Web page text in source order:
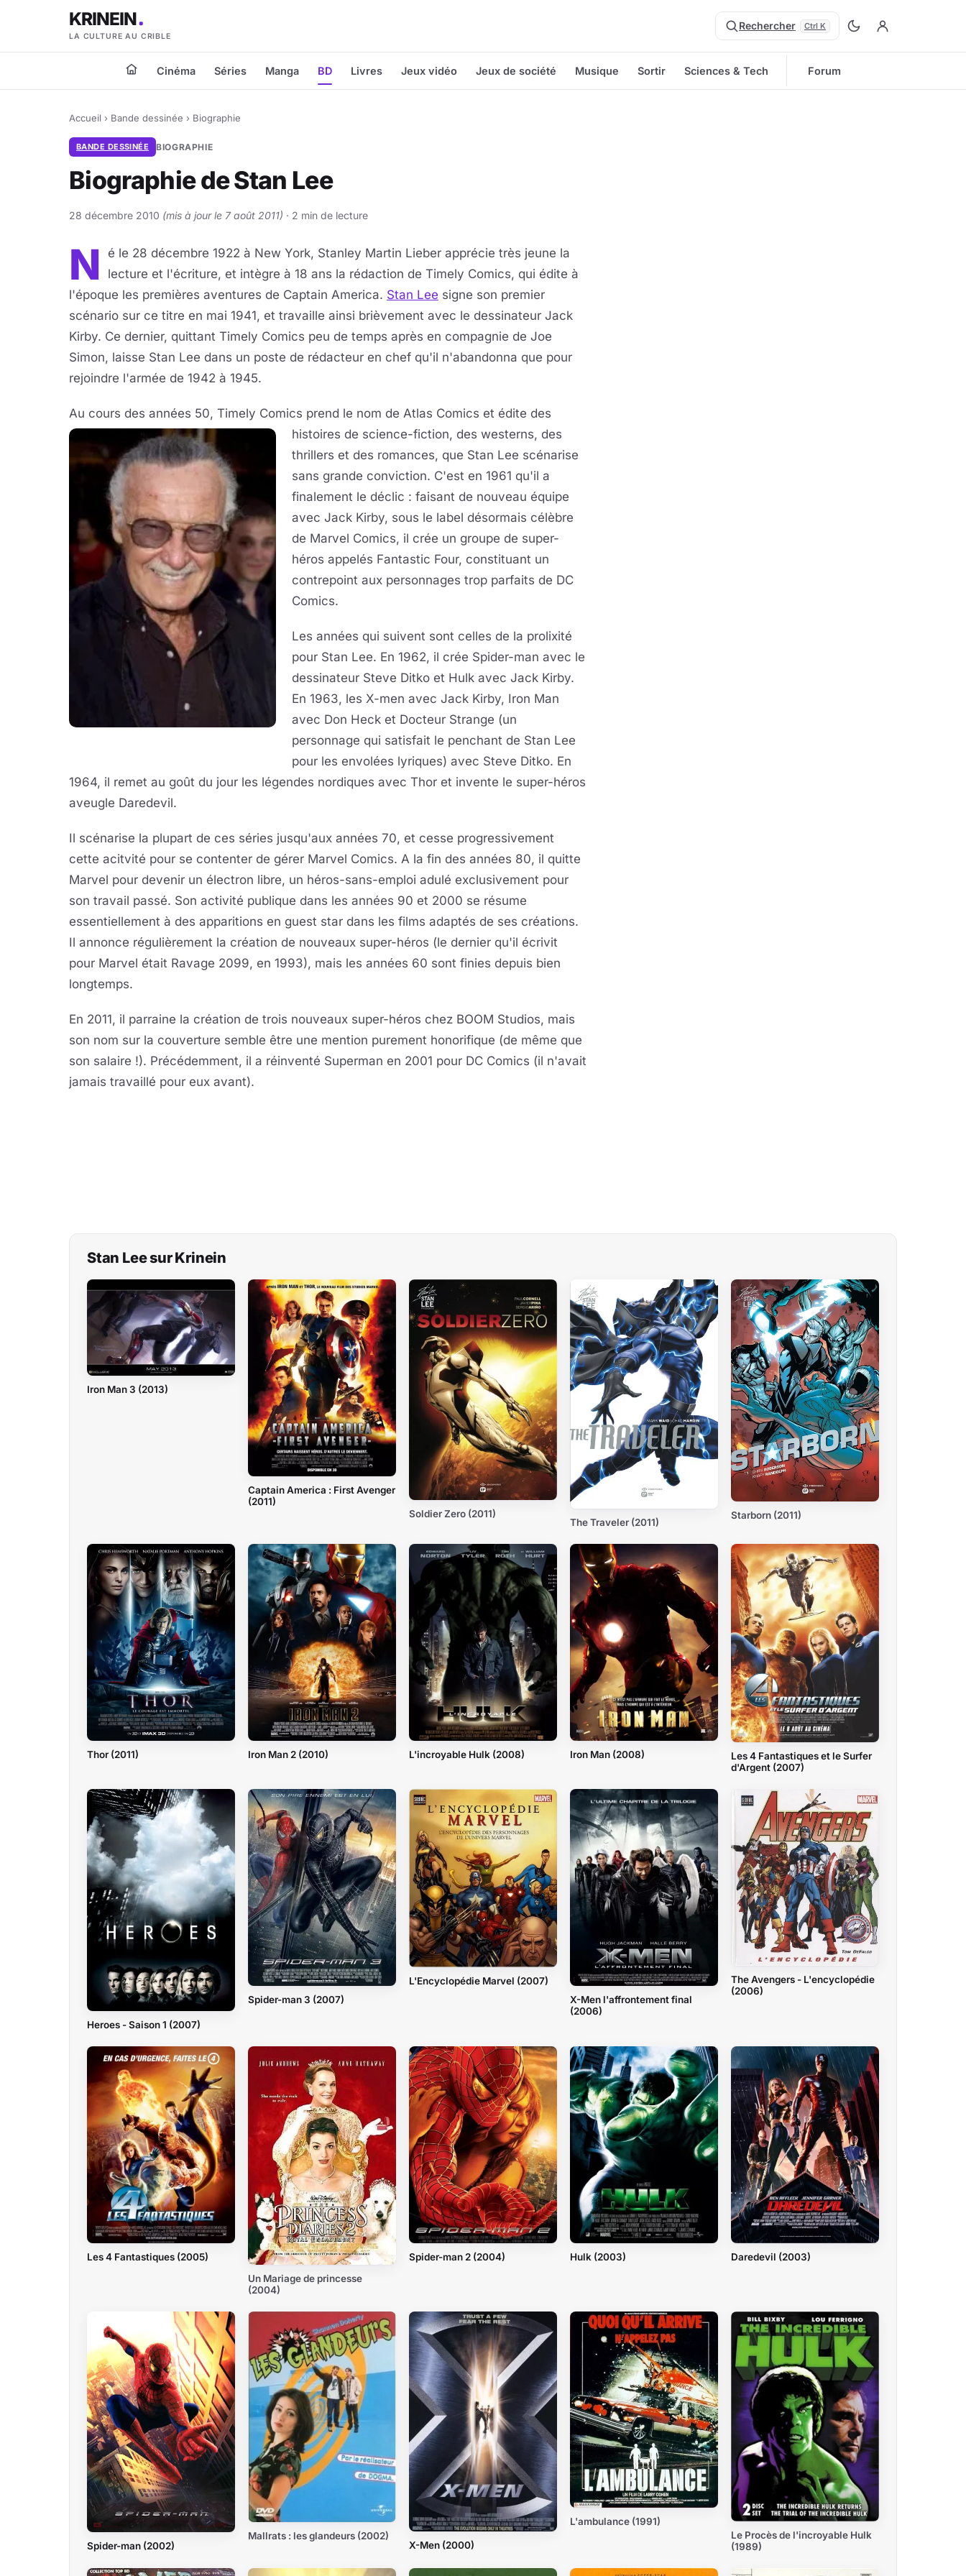
KRINEIN
LA CULTURE AU CRIBLE
Rechercher Ctrl K
Cinéma Séries Manga BD Livres Jeux vidéo Jeux de société Musique Sortir Sciences & Tech Forum
Accueil › Bande dessinée › Biographie
BANDE DESSINÉE BIOGRAPHIE
Biographie de Stan Lee
28 décembre 2010 (mis à jour le 7 août 2011) · 2 min de lecture
N
é le 28 décembre 1922 à New York, Stanley Martin Lieber apprécie très jeune la
lecture et l'écriture, et intègre à 18 ans la rédaction de Timely Comics, qui édite à
l'époque les premières aventures de Captain America. Stan Lee signe son premier
scénario sur ce titre en mai 1941, et travaille ainsi brièvement avec le dessinateur Jack
Kirby. Ce dernier, quittant Timely Comics peu de temps après en compagnie de Joe
Simon, laisse Stan Lee dans un poste de rédacteur en chef qu'il n'abandonna que pour
rejoindre l'armée de 1942 à 1945.
Au cours des années 50, Timely Comics prend le nom de Atlas Comics et édite des
histoires de science-fiction, des westerns, des
thrillers et des romances, que Stan Lee scénarise
sans grande conviction. C'est en 1961 qu'il a
finalement le déclic : faisant de nouveau équipe
avec Jack Kirby, sous le label désormais célèbre
de Marvel Comics, il crée un groupe de super-
héros appelés Fantastic Four, constituant un
contrepoint aux personnages trop parfaits de DC
Comics.
Les années qui suivent sont celles de la prolixité
pour Stan Lee. En 1962, il crée Spider-man avec le
dessinateur Steve Ditko et Hulk avec Jack Kirby.
En 1963, les X-men avec Jack Kirby, Iron Man
avec Don Heck et Docteur Strange (un
personnage qui satisfait le penchant de Stan Lee
pour les envolées lyriques) avec Steve Ditko. En
1964, il remet au goût du jour les légendes nordiques avec Thor et invente le super-héros
aveugle Daredevil.
Il scénarise la plupart de ces séries jusqu'aux années 70, et cesse progressivement
cette acitvité pour se contenter de gérer Marvel Comics. A la fin des années 80, il quitte
Marvel pour devenir un électron libre, un héros-sans-emploi adulé exclusivement pour
son travail passé. Son activité publique dans les années 90 et 2000 se résume
essentiellement à des apparitions en guest star dans les films adaptés de ses créations.
Il annonce régulièrement la création de nouveaux super-héros (le dernier qu'il écrivit
pour Marvel était Ravage 2099, en 1993), mais les années 60 sont finies depuis bien
longtemps.
En 2011, il parraine la création de trois nouveaux super-héros chez BOOM Studios, mais
son nom sur la couverture semble être une mention purement honorifique (de même que
son salaire !). Précédemment, il a réinventé Superman en 2001 pour DC Comics (il n'avait
jamais travaillé pour eux avant).
Stan Lee sur Krinein
Iron Man 3 (2013)
Captain America : First Avenger
(2011)
Soldier Zero (2011)
The Traveler (2011)
Starborn (2011)
Thor (2011) Iron Man 2 (2010) L'incroyable Hulk (2008) Iron Man (2008)
Les 4 Fantastiques et le Surfer
d'Argent (2007)
Heroes - Saison 1 (2007)
Spider-man 3 (2007)
L'Encyclopédie Marvel (2007)
X-Men l'affrontement final
(2006)
The Avengers - L'encyclopédie
(2006)
Les 4 Fantastiques (2005)
Un Mariage de princesse
(2004)
Spider-man 2 (2004) Hulk (2003) Daredevil (2003)
Spider-man (2002)
Mallrats : les glandeurs (2002)
X-Men (2000)
L'ambulance (1991)
Le Procès de l'incroyable Hulk
(1989)